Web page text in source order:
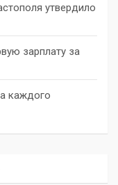
утвердило
зарплату за
каждого